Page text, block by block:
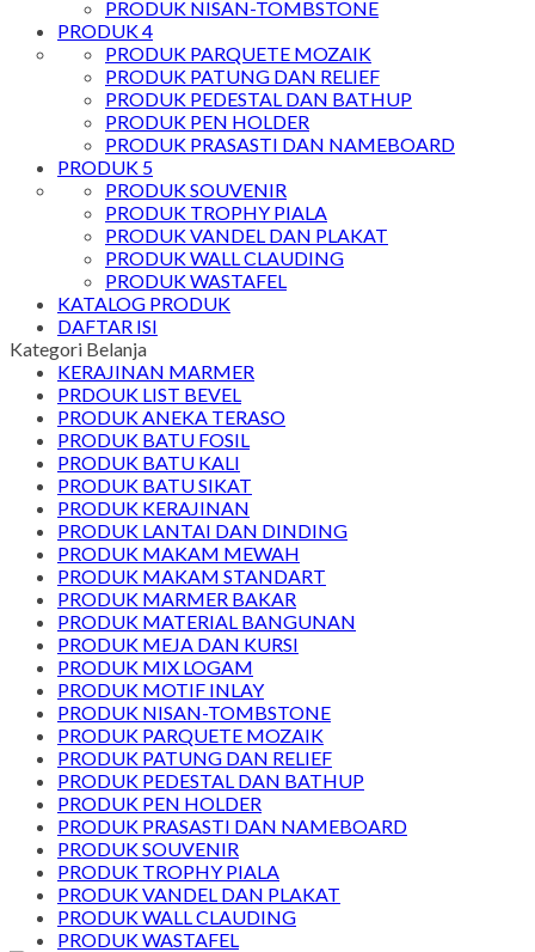
PRODUK NISAN-TOMBSTONE
PRODUK 4
PRODUK PARQUETE MOZAIK
PRODUK PATUNG DAN RELIEF
PRODUK PEDESTAL DAN BATHUP
PRODUK PEN HOLDER
PRODUK PRASASTI DAN NAMEBOARD
PRODUK 5
PRODUK SOUVENIR
PRODUK TROPHY PIALA
PRODUK VANDEL DAN PLAKAT
PRODUK WALL CLAUDING
PRODUK WASTAFEL
KATALOG PRODUK
DAFTAR ISI
Kategori Belanja
KERAJINAN MARMER
PRDOUK LIST BEVEL
PRODUK ANEKA TERASO
PRODUK BATU FOSIL
PRODUK BATU KALI
PRODUK BATU SIKAT
PRODUK KERAJINAN
PRODUK LANTAI DAN DINDING
PRODUK MAKAM MEWAH
PRODUK MAKAM STANDART
PRODUK MARMER BAKAR
PRODUK MATERIAL BANGUNAN
PRODUK MEJA DAN KURSI
PRODUK MIX LOGAM
PRODUK MOTIF INLAY
PRODUK NISAN-TOMBSTONE
PRODUK PARQUETE MOZAIK
PRODUK PATUNG DAN RELIEF
PRODUK PEDESTAL DAN BATHUP
PRODUK PEN HOLDER
PRODUK PRASASTI DAN NAMEBOARD
PRODUK SOUVENIR
PRODUK TROPHY PIALA
PRODUK VANDEL DAN PLAKAT
PRODUK WALL CLAUDING
PRODUK WASTAFEL